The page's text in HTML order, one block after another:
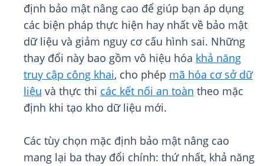
định bảo mật nâng cao để giúp bạn áp dụng
các biện pháp thực hiện hay nhất về bảo mật
dữ liệu và giảm nguy cơ cấu hình sai. Những
thay đổi này bao gồm vô hiệu hóa khả năng
truy cập công khai, cho phép mã hóa cơ sở dữ
liệu và thực thi các kết nối an toàn theo mặc
định khi tạo kho dữ liệu mới.
Các tùy chọn mặc định bảo mật nâng cao
mang lại ba thay đổi chính: thứ nhất, khả năng